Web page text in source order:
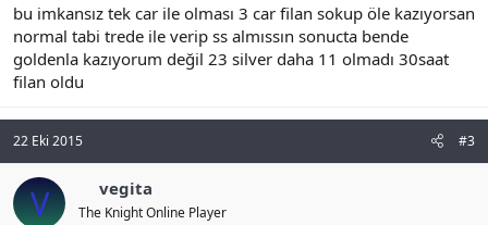
bu imkansız tek car ile olması 3 car filan sokup öle kazıyorsan
normal tabi trede ile verip ss almıssın sonucta bende
goldenla kazıyorum değil 23 silver daha 11 olmadı 30saat
filan oldu
22 Eki 2015 #3
V vegita
The Knight Online Player